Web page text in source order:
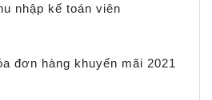
nhập kế toán viên
đơn hàng khuyến mãi 2021